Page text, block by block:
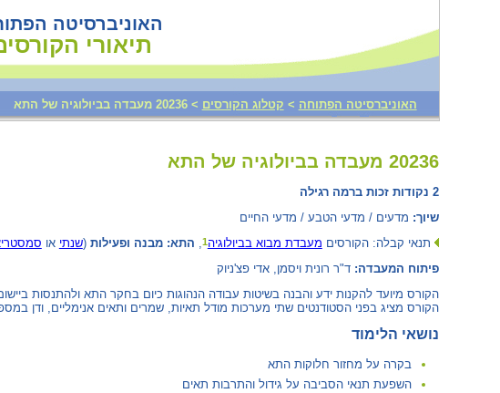
האוניברסיטה
תיאורי
האוניברסיטה הפתוחה > קטלוג הקורסים >‫20236 מעבדה בביולוגיה של התא‬
20236 מעבדה בביולוגיה של התא‏
2 נקודות זכות ברמה רגילה
שיוך: מדעים / מדעי הטבע / מדעי החיים
תנאי קבלה: הקורסים מעבדת מבוא בביולוגיה1 התא: מבנה ופעילות (‏שנתי או
פיתוח המעבדה: ד"ר רונית ויסמן, אדי פצ'ניוק
הקורס מיועד להקנות ידע והבנה בשיטות עבודה הנהוגות כיום בחקר התא ולהתנסות
הקורס מציג בפני הסטודנטים שתי מערכות מודל תאיות, שמרים ותאים אנימליים, ודן
נושאי הלימוד
בקרה על מחזור חלוקות התא
השפעת תנאי הסביבה על גידול והתרבות תאים